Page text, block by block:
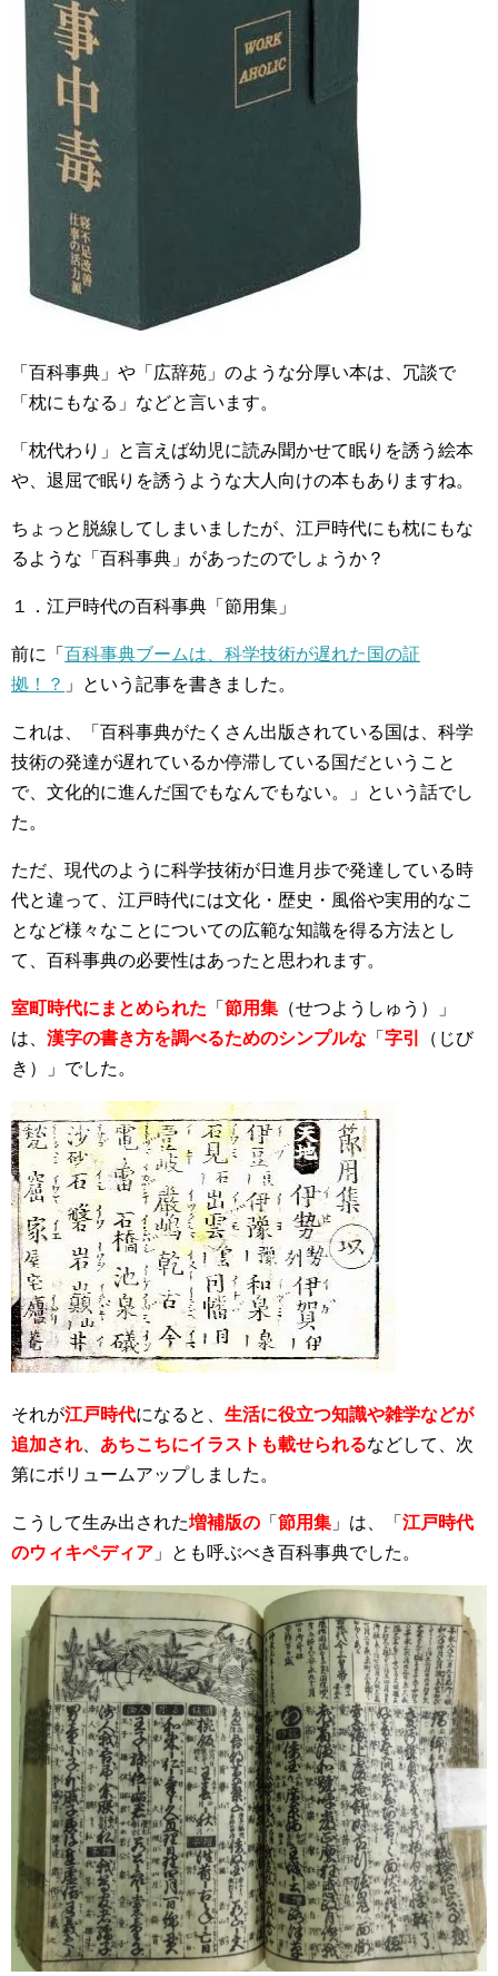
「百科事典」や「広辞苑」のような分厚い本は、冗談で
「枕にもなる」などと言います。
「枕代わり」と言えば幼児に読み聞かせて眠りを誘う絵本
や、退屈で眠りを誘うような大人向けの本もありますね。
ちょっと脱線してしまいましたが、江戸時代にも枕にもな
るような「百科事典」があったのでしょうか？
１．江戸時代の百科事典「節用集」
前に「 百科事典ブームは、科学技術が遅れた国の証
拠！？ 」という記事を書きました。
これは、「百科事典がたくさん出版されている国は、科学
技術の発達が遅れているか停滞している国だということ
で、文化的に進んだ国でもなんでもない。」という話でし
た。
ただ、現代のように科学技術が日進月歩で発達している時
代と違って、江戸時代には文化・歴史・風俗や実用的なこ
となど様々なことについての広範な知識を得る方法とし
て、百科事典の必要性はあったと思われます。
室町時代にまとめられた 「 節用集 （せつようしゅう）」
は、 漢字の書き方を調べるためのシンプルな 「 字引
（じび
き）」でした。
それが江戸時代になると、 生活に役立つ知識や雑学などが
追加され
あちこちにイラストも載せられるなどして、次
第にボリュームアップしました。
こうして生み出された増補版の 「 節用集 」は、「 江戸時代
のウィキペディア 」とも呼ぶべき百科事典でした。